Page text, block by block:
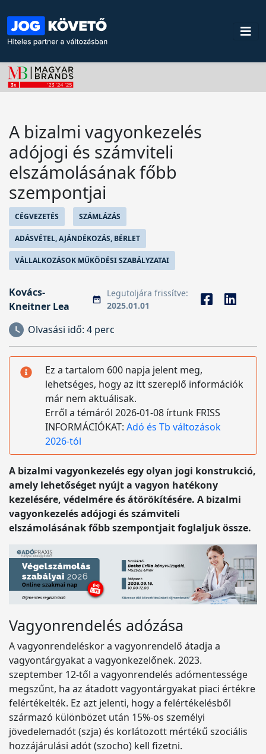
A bizalmi vagyonkezelés
adójogi és számviteli
elszámolásának főbb
szempontjai
CÉGVEZETÉS SZÁMLÁZÁS
ADÁSVÉTEL, AJÁNDÉKOZÁS, BÉRLET
VÁLLALKOZÁSOK MŰKÖDÉSI SZABÁLYZATAI
Kovács-
Kneitner Lea
Legutoljára frissítve:
2025.01.01
Olvasási idő: 4 perc
Ez a tartalom 600 napja jelent meg,
lehetséges, hogy az itt szereplő információk
már nem aktuálisak.
Erről a témáról 2026-01-08 írtunk FRISS
INFORMÁCIÓKAT: Adó és Tb változások
2026-tól
A bizalmi vagyonkezelés egy olyan jogi konstrukció,
amely lehetőséget nyújt a vagyon hatékony
kezelésére, védelmére és átörökítésére. A bizalmi
vagyonkezelés adójogi és számviteli
elszámolásának főbb szempontjait foglaljuk össze.
Vagyonrendelés adózása
A vagyonrendeléskor a vagyonrendelő átadja a
vagyontárgyakat a vagyonkezelőnek. 2023.
szeptember 12-től a vagyonrendelés adómentessége
megszűnt, ha az átadott vagyontárgyakat piaci értékre
felértékelték. Ez azt jelenti, hogy a felértékelésből
származó különbözet után 15%-os személyi
jövedelemadót (szja) és korlátozott mértékű szociális
hozzájárulási adót (szocho) kell fizetni.